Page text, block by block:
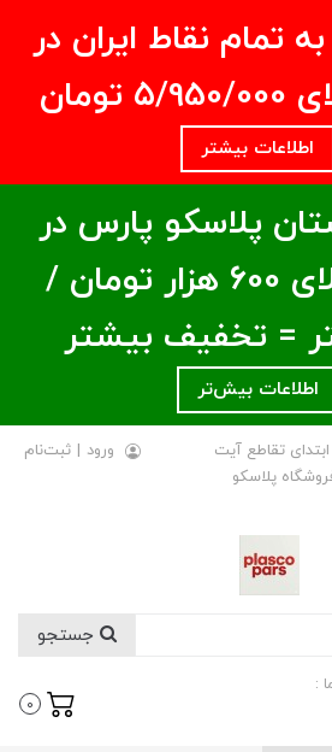
تمام نقاط ایران در
اطلاعات بیشتر
پلاسکو پارس در
خریدهای بالای ۶00 هزار تومان /
= تخفیف بیشتر
اطلاعات بیش‌تر
ابتدای تقاطع آیت
پلاسکو
ورود | ثبت‌نام
:
0